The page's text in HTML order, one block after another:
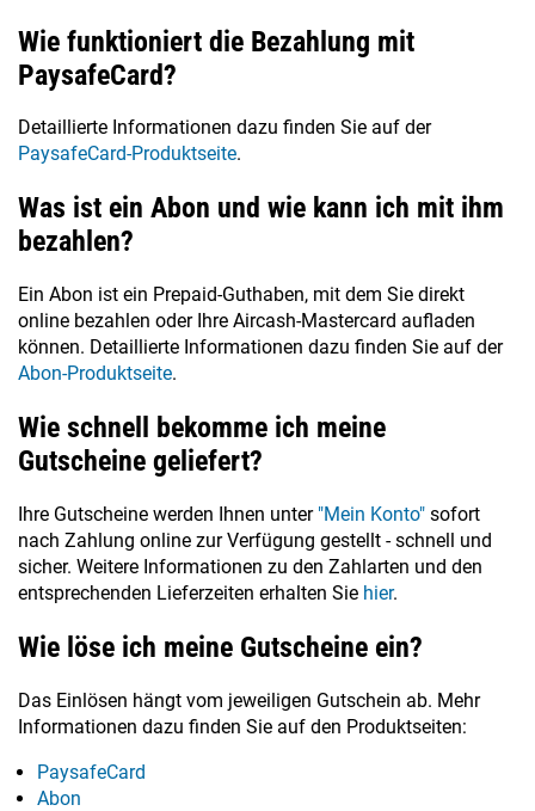
Wie funktioniert die Bezahlung mit
PaysafeCard?
Detaillierte Informationen dazu finden Sie auf der
PaysafeCard-Produktseite.
Was ist ein Abon und wie kann ich mit ihm
bezahlen?
Ein Abon ist ein Prepaid-Guthaben, mit dem Sie direkt
online bezahlen oder Ihre Aircash-Mastercard aufladen
können. Detaillierte Informationen dazu finden Sie auf der
Abon-Produktseite.
Wie schnell bekomme ich meine
Gutscheine geliefert?
Ihre Gutscheine werden Ihnen unter "Mein Konto" sofort
nach Zahlung online zur Verfügung gestellt - schnell und
sicher. Weitere Informationen zu den Zahlarten und den
entsprechenden Lieferzeiten erhalten Sie hier.
Wie löse ich meine Gutscheine ein?
Das Einlösen hängt vom jeweiligen Gutschein ab. Mehr
Informationen dazu finden Sie auf den Produktseiten:
PaysafeCard
Abon